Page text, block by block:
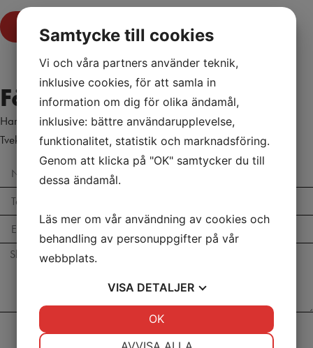
VÅRA TJÄNSTER
Få kostnadsfri offert
Har du frågor eller vill boka en konsultation?
Tveka inte att kontakta S&S Sotning & Skorstensrenovering AB
Samtycke till cookies
Vi och våra partners använder teknik,
inklusive cookies, för att samla in
information om dig för olika ändamål,
inklusive: bättre användarupplevelse,
funktionalitet, statistik och marknadsföring.
Genom att klicka på "OK" samtycker du till
dessa ändamål.
Läs mer om vår användning av cookies och
behandling av personuppgifter på vår
webbplats.
VISA DETALJER
OK